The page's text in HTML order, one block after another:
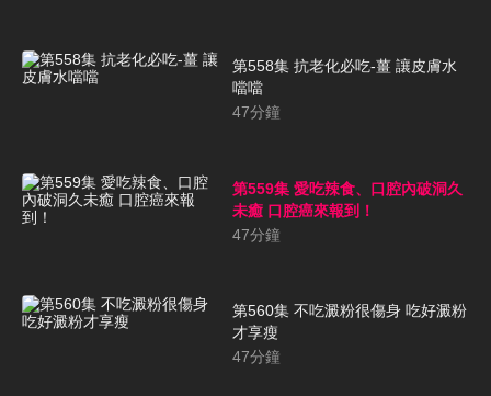
第558集 抗老化必吃-薑 讓皮膚水
噹噹
47分鐘
第559集 愛吃辣食、口腔內破洞久
未癒 口腔癌來報到！
47分鐘
第560集 不吃澱粉很傷身 吃好澱粉
才享瘦
47分鐘